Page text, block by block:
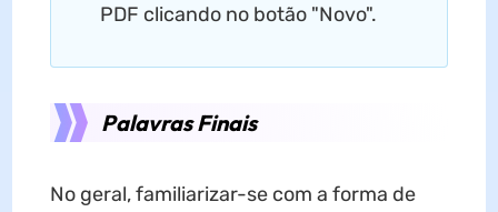
PDF clicando no botão "Novo".
Palavras Finais
No geral, familiarizar-se com a forma de